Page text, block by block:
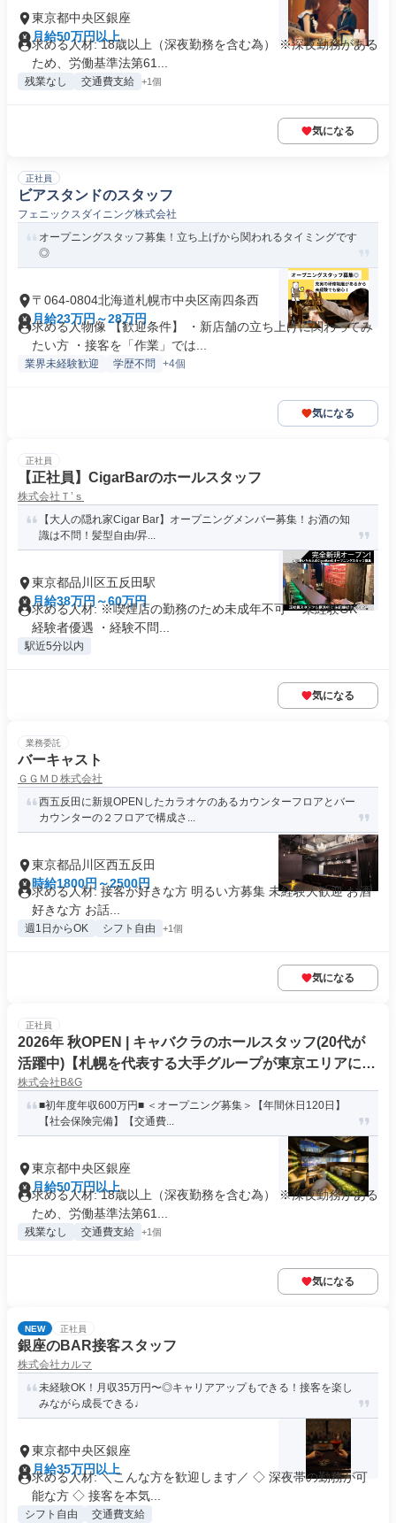
東京都中央区銀座
月給50万円以上
求める人材: 18歳以上（深夜勤務を含む為） ※深夜勤務がある
ため、労働基準法第61...
残業なし 交通費支給 +1個
気になる
正社員
ビアスタンドのスタッフ
フェニックスダイニング株式会社
オープニングスタッフ募集！立ち上げから関われるタイミングです
◎
〒064-0804北海道札幌市中央区南四条西
月給23万円～28万円
求める人物像 【歓迎条件】 ・新店舗の立ち上げに関わってみ
たい方 ・接客を「作業」では...
業界未経験歓迎 学歴不問 +4個
気になる
正社員
【正社員】CigarBarのホールスタッフ
株式会社Ｔ’ｓ
【大人の隠れ家Cigar Bar】オープニングメンバー募集！お酒の知
識は不問！髪型自由/昇...
東京都品川区五反田駅
月給38万円～60万円
求める人材: ※喫煙店の勤務のため未成年不可 ・未経験OK ・
経験者優遇 ・経験不問...
駅近5分以内
気になる
業務委託
バーキャスト
ＧＧＭＤ株式会社
西五反田に新規OPENしたカラオケのあるカウンターフロアとバー
カウンターの２フロアで構成さ...
東京都品川区西五反田
時給1800円～2500円
求める人材: 接客が好きな方 明るい方募集 未経験大歓迎 お酒
好きな方 お話...
週1日からOK シフト自由 +1個
気になる
正社員
2026年 秋OPEN | キャバクラのホールスタッフ(20代が
活躍中)【札幌を代表する大手グループが東京エリアに初
上陸】
株式会社B&G
■初年度年収600万円■ ＜オープニング募集＞【年間休日120日】
【社会保険完備】【交通費...
東京都中央区銀座
月給50万円以上
求める人材: 18歳以上（深夜勤務を含む為） ※深夜勤務がある
ため、労働基準法第61...
残業なし 交通費支給 +1個
気になる
NEW 正社員
銀座のBAR接客スタッフ
株式会社カルマ
未経験OK！月収35万円〜◎キャリアアップもできる！接客を楽し
みながら成長できる♩
東京都中央区銀座
月給35万円以上
求める人材: ＼こんな方を歓迎します／ ◇ 深夜帯の勤務が可
能な方 ◇ 接客を本気...
シフト自由 交通費支給